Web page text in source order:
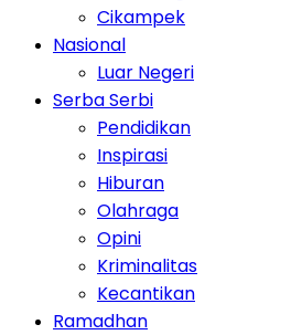
Cikampek
Nasional
Luar Negeri
Serba Serbi
Pendidikan
Inspirasi
Hiburan
Olahraga
Opini
Kriminalitas
Kecantikan
Ramadhan